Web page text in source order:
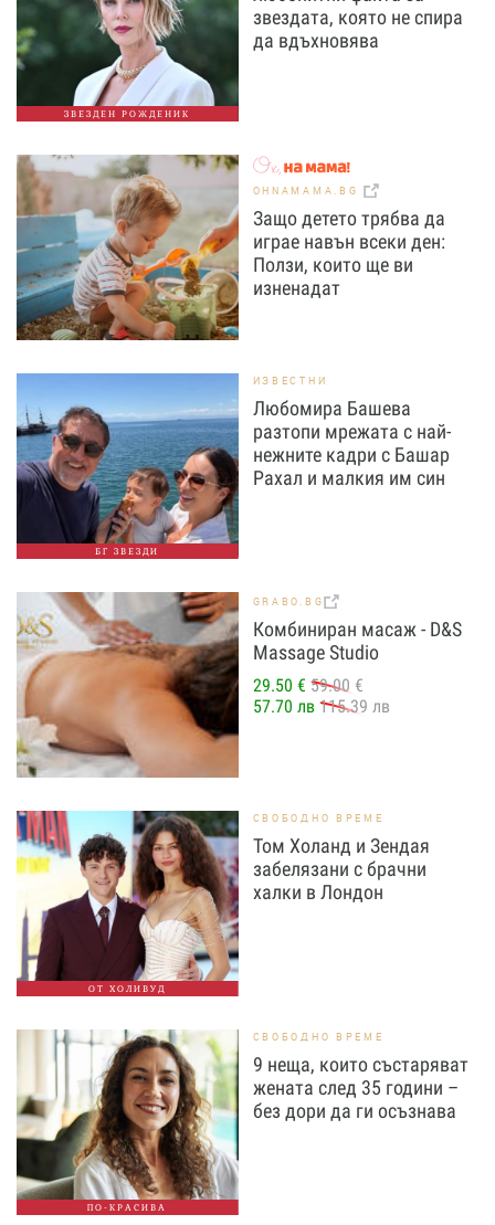
ЗВЕЗДЕН РОЖДЕНИК
звездата, която не спира
да вдъхновява
OHNAMAMA.BG
Защо детето трябва да
играе навън всеки ден:
Ползи, които ще ви
изненадат
БГ ЗВЕЗДИ
ИЗВЕСТНИ
Любомира Башева
разтопи мрежата с най-
нежните кадри с Башар
Рахал и малкия им син
GRABO.BG
Комбиниран масаж - D&S
Massage Studio
29.50 € 59.00 €
57.70 лв 115.39 лв
ОТ ХОЛИВУД
СВОБОДНО ВРЕМЕ
Том Холанд и Зендая
забелязани с брачни
халки в Лондон
ПО-КРАСИВА
СВОБОДНО ВРЕМЕ
9 неща, които състаряват
жената след 35 години –
без дори да ги осъзнава